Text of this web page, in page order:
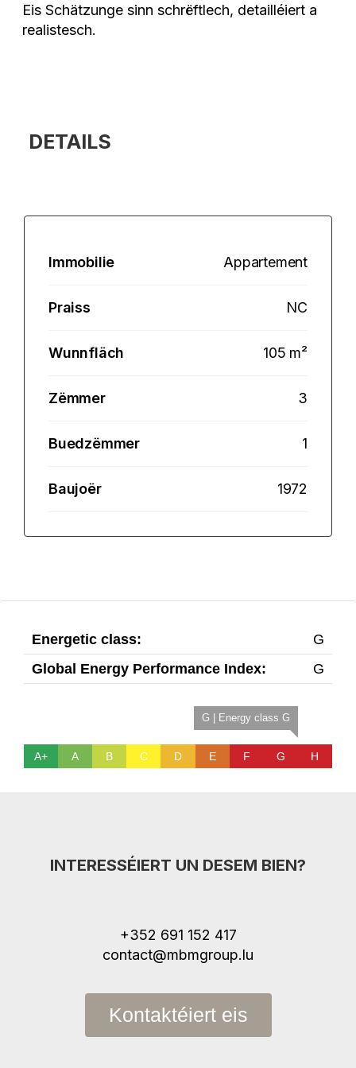
Eis Schätzunge sinn schrëftlech, detailléiert a
realistesch.
DETAILS
Immobilie Appartement
Praiss NC
Wunnfläch 105 m²
Zëmmer 3
Buedzëmmer 1
Baujoër 1972
Energetic class:
G
Global Energy Performance Index:
G
A+ A B C D E F
G | Energy class G
G H
INTERESSÉIERT UN DESEM BIEN?
+352 691 152 417
contact@mbmgroup.lu
Kontaktéiert eis